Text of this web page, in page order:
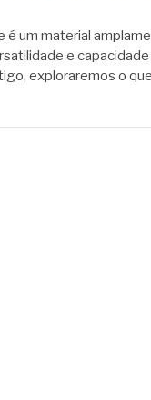
um material
e capacidade
exploraremos o